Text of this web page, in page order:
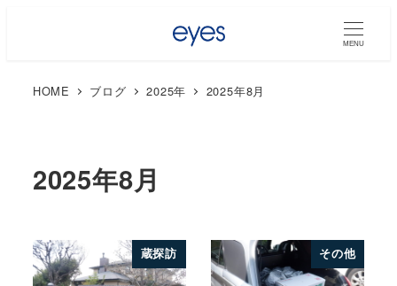
MENU
HOME ブログ 2025年 2025年8月
2025年8月
蔵探訪 その他